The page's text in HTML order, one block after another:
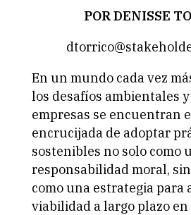
POR DENISSE
En un mundo cada vez
los desafíos ambientales
empresas se encuentran
encrucijada de adoptar
sostenibles no solo como
responsabilidad moral,
como una estrategia para
viabilidad a largo plazo en